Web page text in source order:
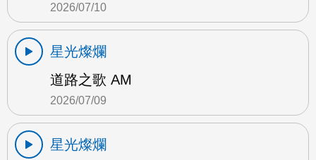
2026/07/10
星光燦爛
道路之歌 AM
2026/07/09
星光燦爛